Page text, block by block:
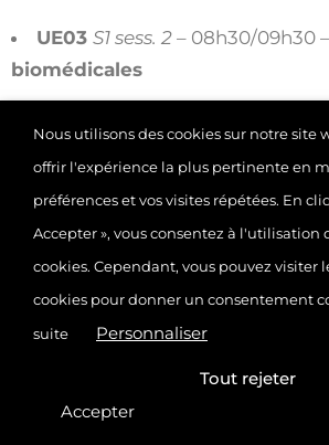
UE03 S1 sess. 2 – 08h30/09h30 –
biomédicales
Nous utilisons des cookies sur notre site
offrir l'expérience la plus pertinente en
préférences et vos visites répétées. En
Accepter », vous consentez à l'utilisation
cookies. Cependant, vous pouvez visiter
cookies pour donner un consentement
suite
Personnaliser
Tout rejeter
Accepter